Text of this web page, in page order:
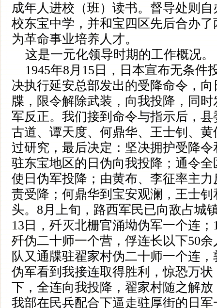
成年人进校（班）读书。督导处则
校东宝中学，并和宝四区先后合办
为革命事业培养人才。
这是一元化领导时期的工作概况。
1945年8月15日，日本宣布无条件
决执行延安总部发出的受降命令，
牒，限令解除武装，向我投降，同
军反正。我们接到命令与指示后，
古道、谭天度、何鼎华、王士钊、
过研究，最后决定：坚决拥护受降
驻东宝地区的日伪向我投降；通令
使日伪军投降；由黄布、李征率主
责受降；何鼎华到宝安观澜，王士
头。8月上旬，路西军民已向敌占城
13日，歼灭北栅官涌坳伪军一个连
歼伪二十师一个营，俘连长以下50
队又通牒驻翟家村伪二十师一个连
伪军看到我接连取得胜利，惊恐万
下，全连向我投降，翟家村随之解
我部在民兵配合下逼走驻厚街的日